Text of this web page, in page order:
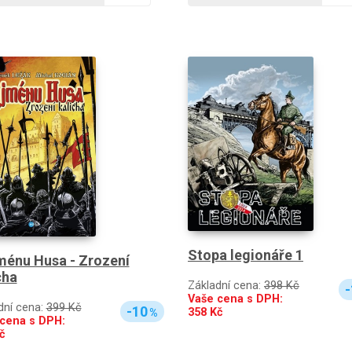
Husa - Zrození
cena:399 Kč
s DPH:
-10%
Stopa legionáře 1
Základní cena: 398 Kč
Vaše cena s DPH:
358 Kč